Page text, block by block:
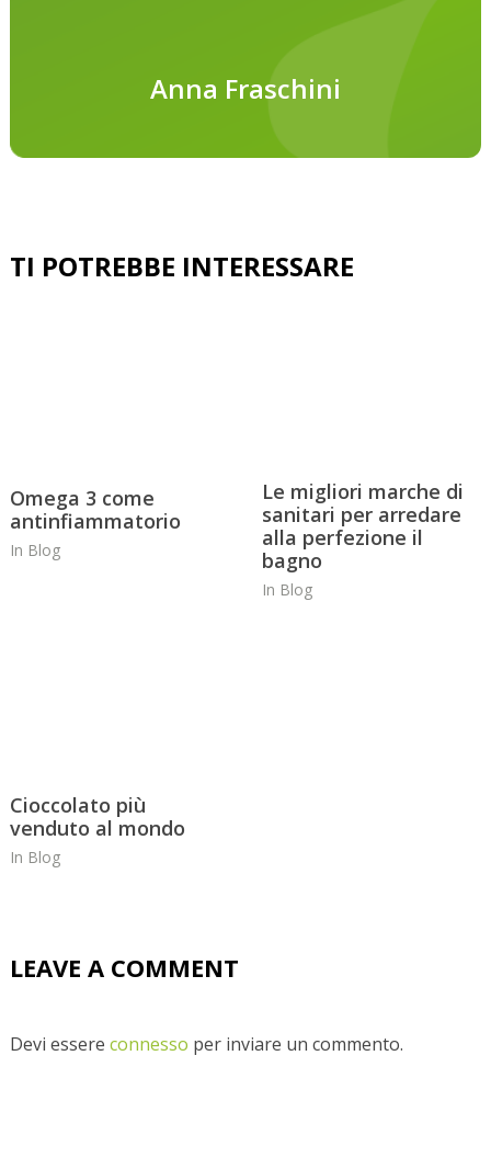
Anna Fraschini
Omega 3 come
antinfiammatorio
In Blog
Le migliori marche di
sanitari per arredare
alla perfezione il
bagno
In Blog
Cioccolato più
venduto al mondo
In Blog
LEAVE A COMMENT
Devi essere connesso per inviare un commento.